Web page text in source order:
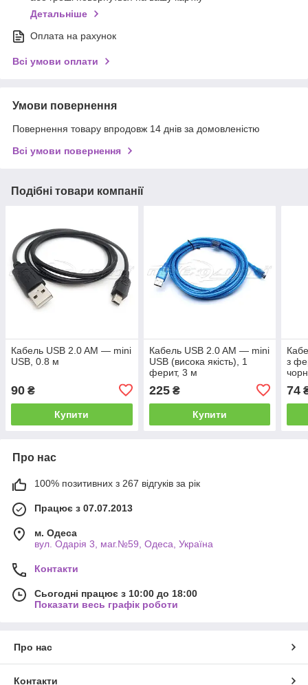
Детальніше
Оплата на рахунок
Всі умови оплати
Умови повернення
Повернення товару впродовж 14 днів за домовленістю
Всі умови повернення
Подібні товари компанії
Кабель USB 2.0 AM — mini
USB, 0.8 м
90 ₴
Купити
Кабель USB 2.0 AM — mini
USB (висока якість), 1
ферит, 3 м
225₴
Купити
з
74
Про нас
100% позитивних з 267 відгуків за рік
Працює з 07.07.2013
м. Одеса
вул. Одарiя 3, маг.№59, Одеса, Україна
Контакти
Сьогодні працює з 10:00 до 18:00
Показати весь графік роботи
Про нас
Контакти